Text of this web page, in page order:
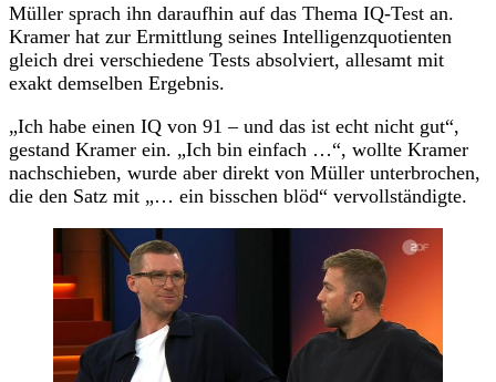
Müller sprach ihn daraufhin auf das Thema IQ-Test an.
Kramer hat zur Ermittlung seines Intelligenzquotienten
gleich drei verschiedene Tests absolviert, allesamt mit
exakt demselben Ergebnis.
„Ich habe einen IQ von 91 – und das ist echt nicht gut“,
gestand Kramer ein. „Ich bin einfach …“, wollte Kramer
nachschieben, wurde aber direkt von Müller unterbrochen,
die den Satz mit „… ein bisschen blöd“ vervollständigte.